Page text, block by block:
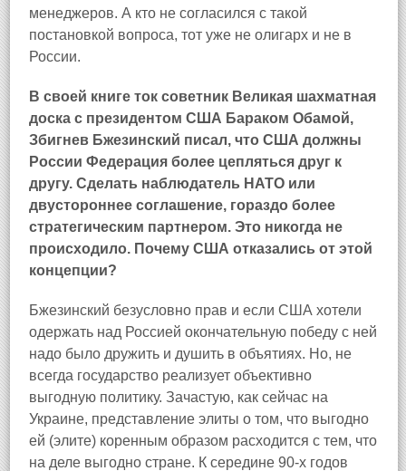
менеджеров. А кто не согласился с такой
постановкой вопроса, тот уже не олигарх и не в
России.
В своей книге ток советник Великая шахматная
доска с президентом США Бараком Обамой,
Збигнев Бжезинский писал, что США должны
России Федерация более цепляться друг к
другу. Сделать наблюдатель НАТО или
двустороннее соглашение, гораздо более
стратегическим партнером. Это никогда не
происходило. Почему США отказались от этой
концепции?
Бжезинский безусловно прав и если США хотели
одержать над Россией окончательную победу с ней
надо было дружить и душить в объятиях. Но, не
всегда государство реализует объективно
выгодную политику. Зачастую, как сейчас на
Украине, представление элиты о том, что выгодно
ей (элите) коренным образом расходится с тем, что
на деле выгодно стране. К середине 90-х годов